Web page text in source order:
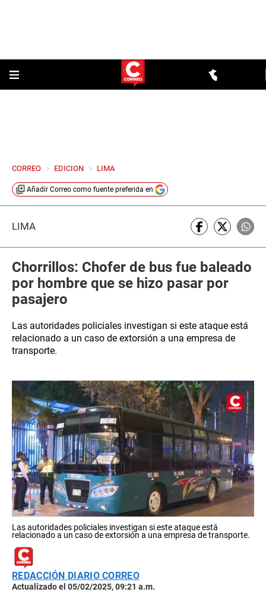
CORREO > EDICION > LIMA
Añadir Correo como fuente preferida en
LIMA
Chorrillos: Chofer de bus fue baleado
por hombre que se hizo pasar por
pasajero
Las autoridades policiales investigan si este ataque está
relacionado a un caso de extorsión a una empresa de
transporte.
Las autoridades policiales investigan si este ataque está
relacionado a un caso de extorsión a una empresa de transporte.
REDACCIÓN DIARIO CORREO
Actualizado el 05/02/2025, 09:21 a.m.